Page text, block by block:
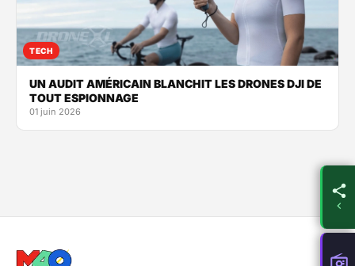
TECH
UN AUDIT AMÉRICAIN BLANCHIT LES DRONES DJI DE
TOUT ESPIONNAGE
01 juin 2026